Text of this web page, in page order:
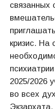
связанных
кризис. На
2025/2026
во всех
Экзархата.